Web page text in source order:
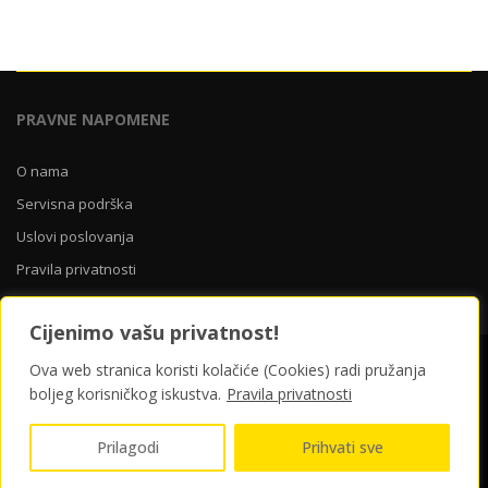
Cijenimo vašu privatnost!
Ova web stranica koristi kolačiće (Cookies) radi pružanja
boljeg korisničkog iskustva. Pravila privatnosti
Prilagodi Prihvati sve
PRAVNE NAPOMENE
O nama
Servisna podrška
Uslovi poslovanja
Pravila privatnosti
O nama Servisna podrška
Uslovi poslovanja
Pravila privatnosti
© 2026 Yellow Store Bosna i Hercegovina | ponosno pokreće